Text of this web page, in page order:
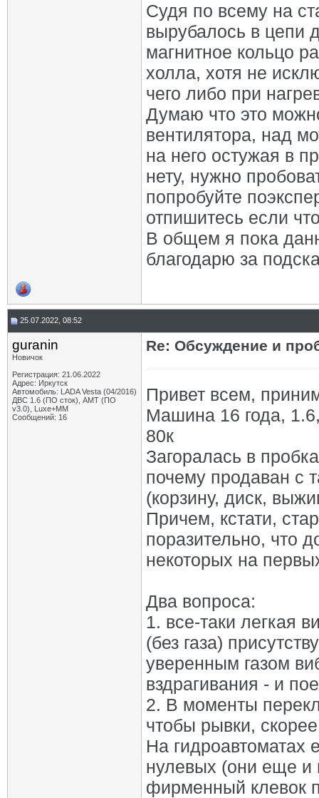
Судя по всему на
вырубалось в цепи
магнитное кольцо
холла, хотя не
чего либо при
Думаю что это
вентилятора, над
на него остужая в
нету, нужно
попробуйте
отпишитесь если
В общем я пока
благодарю за
25.07.2022, 08:52
guranin
Новичок
Регистрация: 21.06.2022
Адрес: Иркутск
Автомобиль: LADA Vesta (04/2016)
ДВС 1.6 (ПО сток), AMT (ПО
v3.0), Luxe+ММ
Сообщений: 16
Re: Обсуждение и
Привет всем,
Машина 16 года,
80к
Загоралась в
почему продаван с
(корзину, диск,
Причем, кстати,
поразительно, что
некоторых на
Два вопроса:
1. все-таки легкая
(без газа)
уверенным газом
вздрагивания - и
2. В моменты
чтобы рывки,
На гидроавтоматах
нулевых (они еще и
фирменный клевок